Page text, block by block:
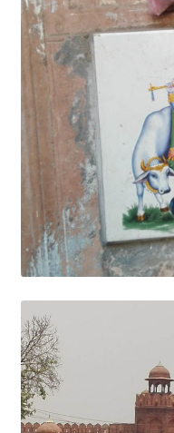
Débutants, commencez
Histoires de Forces
Merci !
Merci pour votre
Mon compte
Oups ! La page que vous
Panier
Plan du site
Pour aller plus loin…